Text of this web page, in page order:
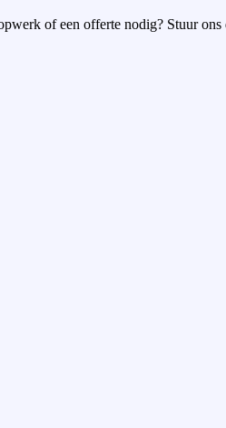
of een offerte nodig? Stuur